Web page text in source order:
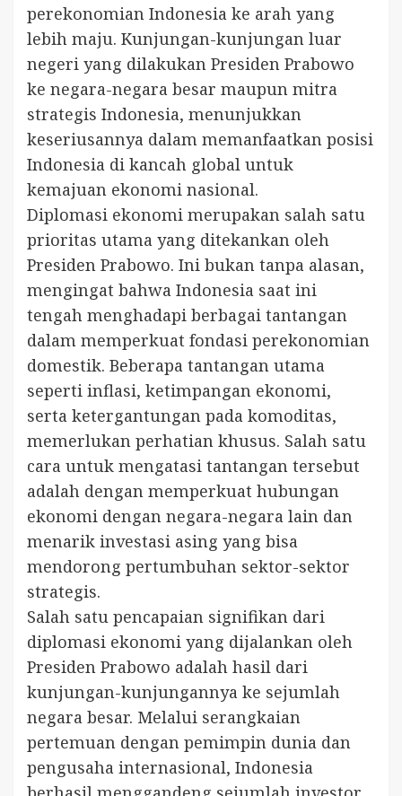
perekonomian Indonesia ke arah yang
lebih maju. Kunjungan-kunjungan luar
negeri yang dilakukan Presiden Prabowo
ke negara-negara besar maupun mitra
strategis Indonesia, menunjukkan
keseriusannya dalam memanfaatkan posisi
Indonesia di kancah global untuk
kemajuan ekonomi nasional.
Diplomasi ekonomi merupakan salah satu
prioritas utama yang ditekankan oleh
Presiden Prabowo. Ini bukan tanpa alasan,
mengingat bahwa Indonesia saat ini
tengah menghadapi berbagai tantangan
dalam memperkuat fondasi perekonomian
domestik. Beberapa tantangan utama
seperti inflasi, ketimpangan ekonomi,
serta ketergantungan pada komoditas,
memerlukan perhatian khusus. Salah satu
cara untuk mengatasi tantangan tersebut
adalah dengan memperkuat hubungan
ekonomi dengan negara-negara lain dan
menarik investasi asing yang bisa
mendorong pertumbuhan sektor-sektor
strategis.
Salah satu pencapaian signifikan dari
diplomasi ekonomi yang dijalankan oleh
Presiden Prabowo adalah hasil dari
kunjungan-kunjungannya ke sejumlah
negara besar. Melalui serangkaian
pertemuan dengan pemimpin dunia dan
pengusaha internasional, Indonesia